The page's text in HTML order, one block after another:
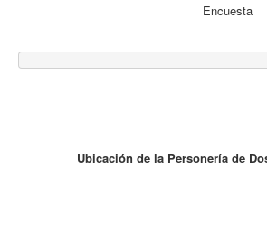
Encuesta
Ubicación de la Personería de